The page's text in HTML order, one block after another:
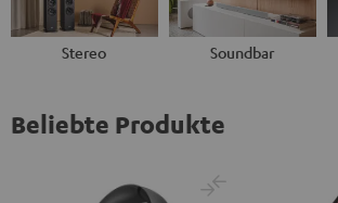
Stereo Soundbar
Beliebte Produkte